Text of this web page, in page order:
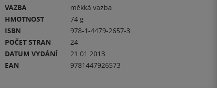
VAZBA
měkká vazba
HMOTNOST
74 g
ISBN
978-1-4479-2657-3
POČET STRAN
24
DATUM VYDÁNÍ
21.01.2013
EAN
9781447926573